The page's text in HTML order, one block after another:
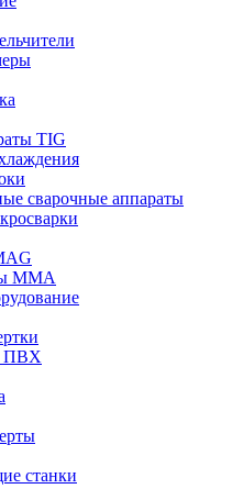
TIG
сварочные аппараты
ММА
ПВХ
станки